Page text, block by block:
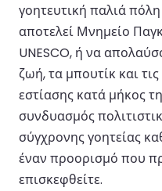
γοητευτική παλιά
αποτελεί Μνημείο
UNESCO, ή να
ζωή, τα μπουτίκ και τις
εστίασης κατά μήκος
συνδυασμός
σύγχρονης γοητείας
έναν προορισμό που
επισκεφθείτε.